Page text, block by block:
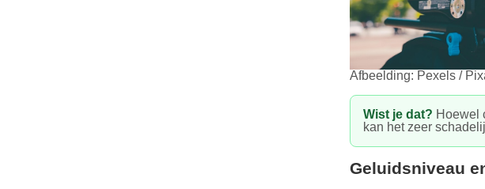
Afbeelding: Pexels /
Wist je dat? Hoewel
kan het zeer
Geluidsniveau